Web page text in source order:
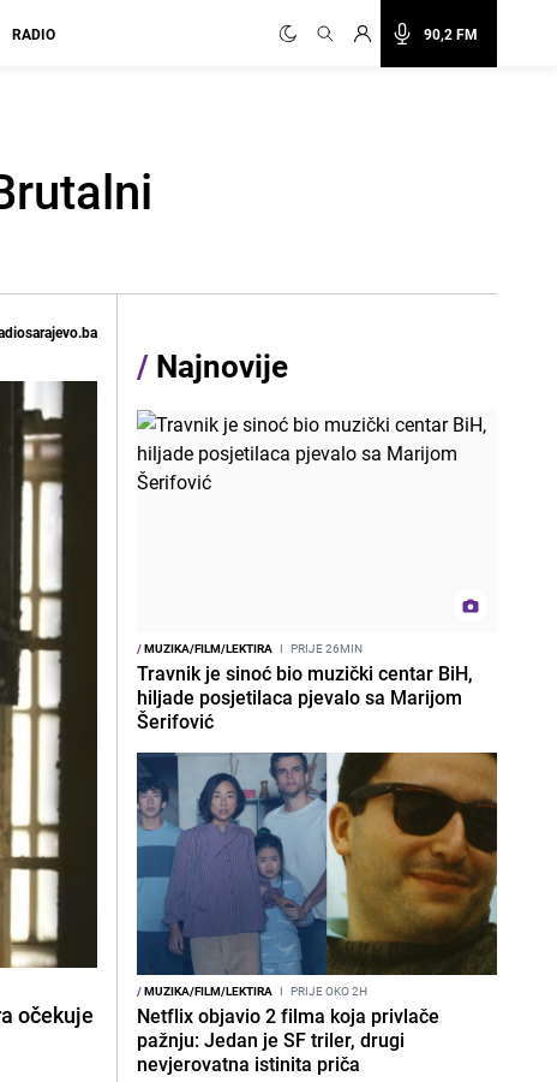
90,2 FM
RADIO
očekuje
/ Najnovije
/MUZIKA/FILM/LEKTIRA I PRIJE 26MIN
Travnik je sinoć bio muzički centar BiH,
hiljade posjetilaca pjevalo sa Marijom
Šerifović
/MUZIKA/FILM/LEKTIRA I PRIJE OKO 2H
Netflix objavio 2 filma koja privlače
pažnju: Jedan je SF triler, drugi
nevjerovatna istinita priča